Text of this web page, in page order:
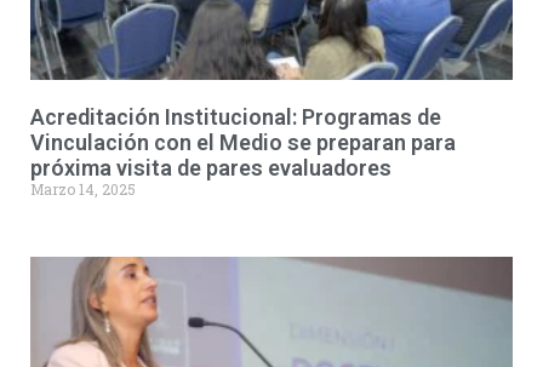
Acreditación Institucional: Programas de
Vinculación con el Medio se preparan para
próxima visita de pares evaluadores
Marzo 14, 2025